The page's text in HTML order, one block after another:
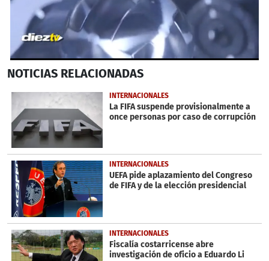
seconds
1
seconds
NOTICIAS RELACIONADAS
INTERNACIONALES
La FIFA suspende provisionalmente a
once personas por caso de corrupción
INTERNACIONALES
UEFA pide aplazamiento del Congreso
de FIFA y de la elección presidencial
INTERNACIONALES
Fiscalía costarricense abre
investigación de oficio a Eduardo Li